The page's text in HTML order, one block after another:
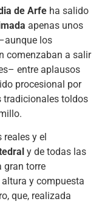
de Arfeha salido
apenas unos
los
comenzaban a salir
entre aplausos
procesional por
toldos
reales y el
y de todas las
gran torre
y compuesta
que, realizada